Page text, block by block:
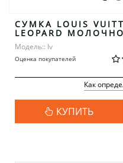
СУМКА LOUIS
LEOPARD
Модель:: lv
Оценка покупателей
Как
КУПИТЬ